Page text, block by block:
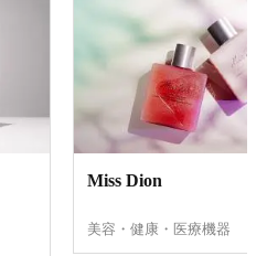
Miss Dion
美容・健康・医療機器